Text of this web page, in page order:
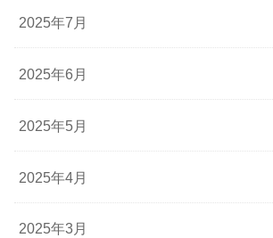
2025年7月
2025年6月
2025年5月
2025年4月
2025年3月